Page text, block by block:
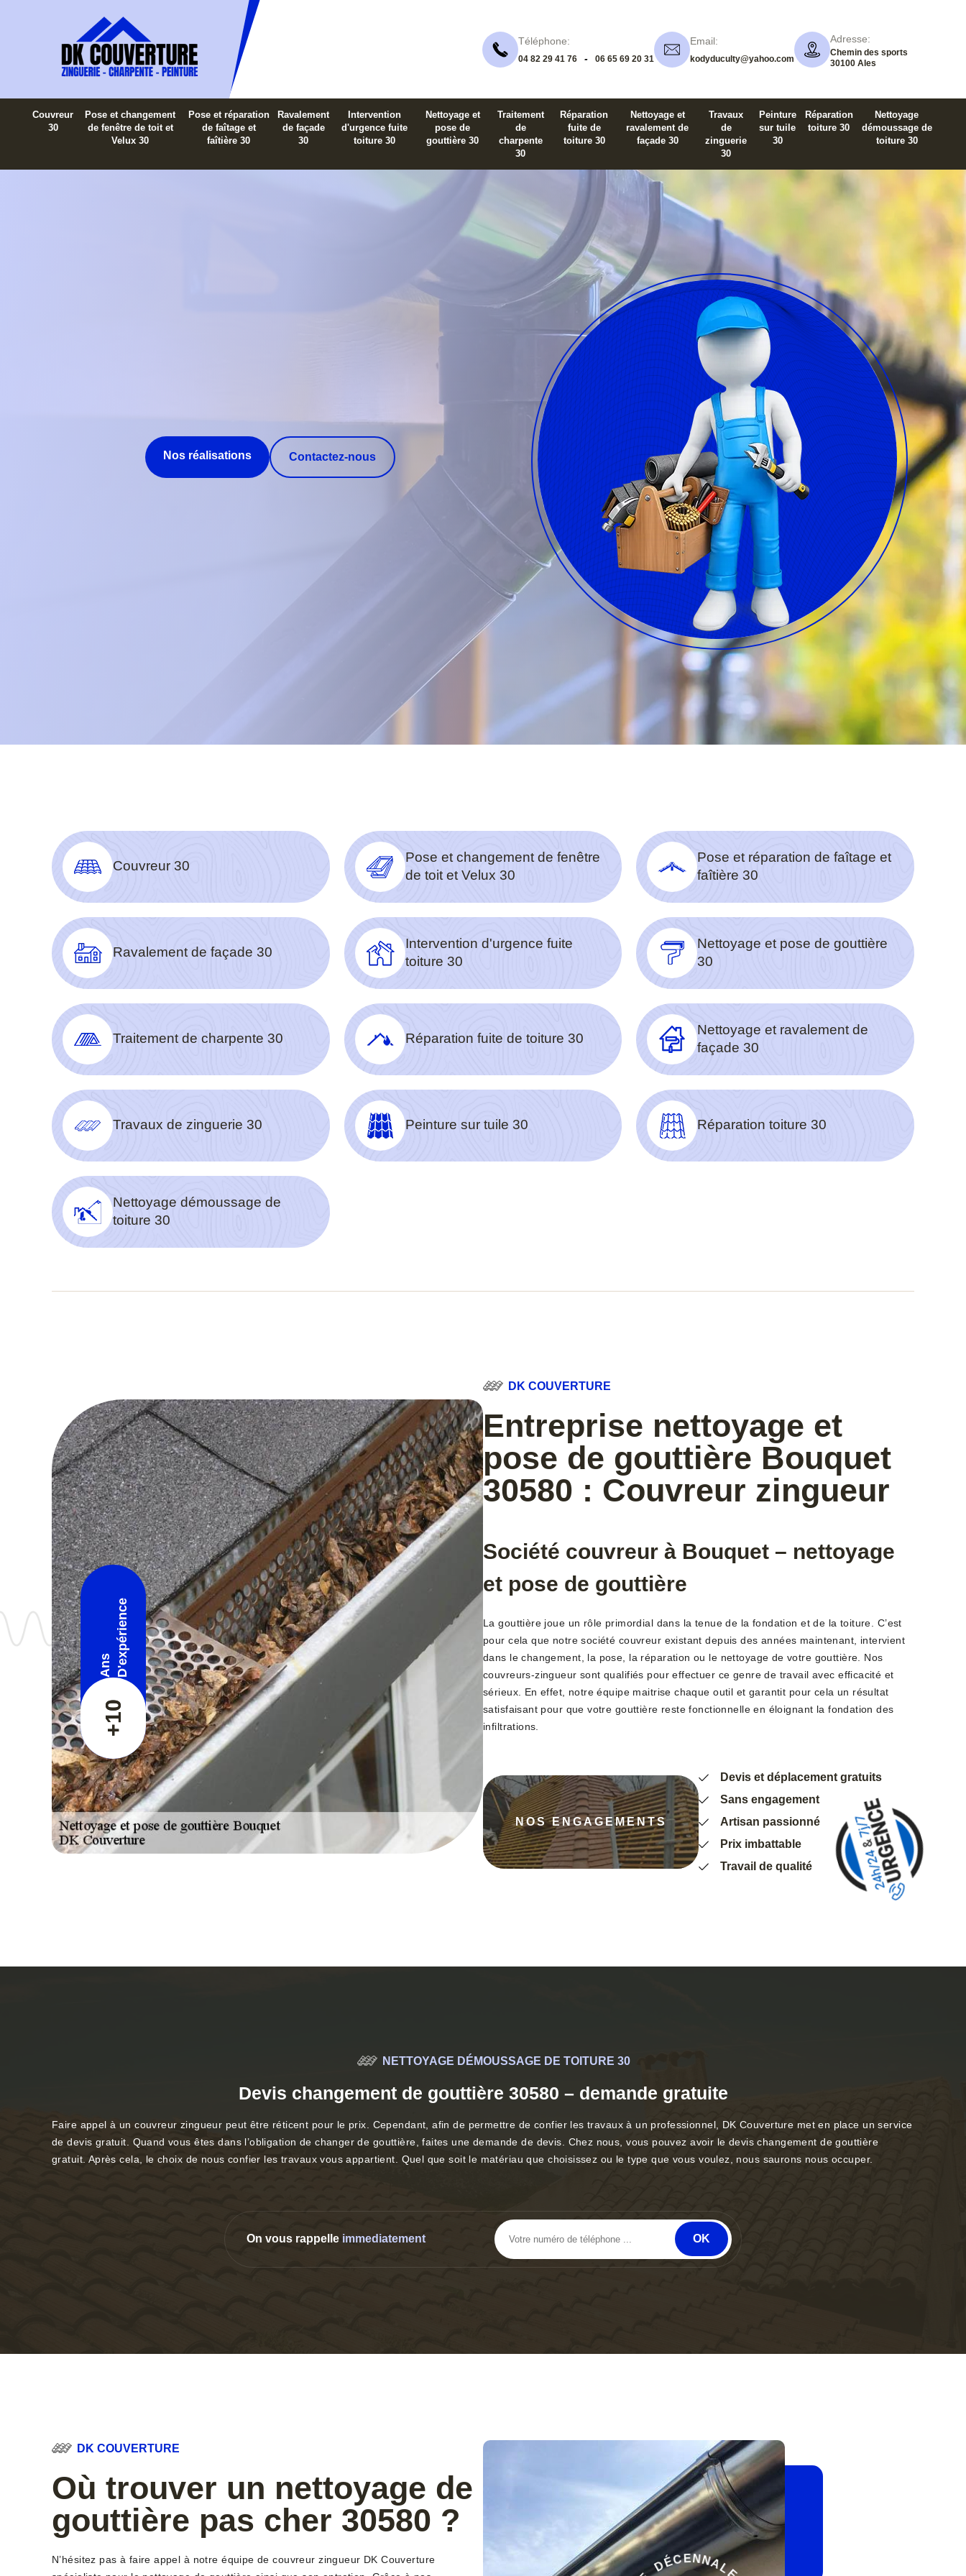
Téléphone:
04 82 29 41 76 - 06 65 69 20 31
Email:
kodyduculty@yahoo.com
Adresse:
Chemin des sports
30100 Ales
Couvreur
30
Pose et changement
de fenêtre de toit et
Velux 30
Pose et réparation
de faîtage et
faîtière 30
Ravalement
de façade
30
Intervention
d'urgence fuite
toiture 30
Nettoyage et
pose de
gouttière 30
Traitement
de
charpente
30
Réparation
fuite de
toiture 30
Nettoyage et
ravalement de
façade 30
Travaux
de
zinguerie
30
Peinture
sur tuile
30
Réparation
toiture 30
Nettoyage
démoussage de
toiture 30
Nos réalisations Contactez-nous
Couvreur 30
Pose et changement de fenêtre
de toit et Velux 30
Pose et réparation de faîtage et
faîtière 30
Ravalement de façade 30
Intervention d'urgence fuite
toiture 30
Nettoyage et pose de gouttière
30
Traitement de charpente 30 Réparation fuite de toiture 30
Nettoyage et ravalement de
façade 30
Travaux de zinguerie 30 Peinture sur tuile 30 Réparation toiture 30
Nettoyage démoussage de
toiture 30
+10
Ans D'expérience
DK COUVERTURE
Entreprise nettoyage et
pose de gouttière Bouquet
30580 : Couvreur zingueur
Société couvreur à Bouquet – nettoyage
et pose de gouttière
La gouttière joue un rôle primordial dans la tenue de la fondation et de la toiture. C’est
pour cela que notre société couvreur existant depuis des années maintenant, intervient
dans le changement, la pose, la réparation ou le nettoyage de votre gouttière. Nos
couvreurs-zingueur sont qualifiés pour effectuer ce genre de travail avec efficacité et
sérieux. En effet, notre équipe maitrise chaque outil et garantit pour cela un résultat
satisfaisant pour que votre gouttière reste fonctionnelle en éloignant la fondation des
infiltrations.
NOS ENGAGEMENTS
Devis et déplacement gratuits
Sans engagement
Artisan passionné
Prix imbattable
Travail de qualité
NETTOYAGE DÉMOUSSAGE DE TOITURE 30
Devis changement de gouttière 30580 – demande gratuite
Faire appel à un couvreur zingueur peut être réticent pour le prix. Cependant, afin de permettre de confier les travaux à un professionnel, DK Couverture met en place un service
de devis gratuit. Quand vous êtes dans l’obligation de changer de gouttière, faites une demande de devis. Chez nous, vous pouvez avoir le devis changement de gouttière
gratuit. Après cela, le choix de nous confier les travaux vous appartient. Quel que soit le matériau que choisissez ou le type que vous voulez, nous saurons nous occuper.
On vous rappelle immediatement
DK COUVERTURE
Où trouver un nettoyage de
gouttière pas cher 30580 ?
N’hésitez pas à faire appel à notre équipe de couvreur zingueur DK Couverture
NALE - GA